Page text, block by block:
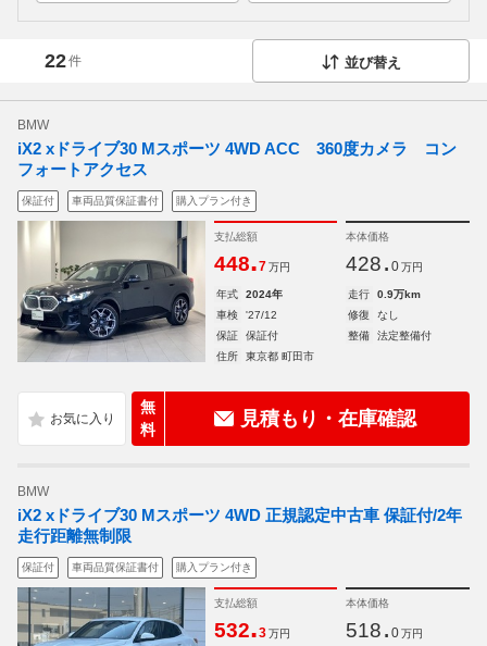
22件 並び替え
BMW
iX2 xドライブ30 Mスポーツ 4WD ACC 360度カメラ コン
フォートアクセス
保証付 車両品質保証書付 購入プラン付き
支払総額
448.7 万円
本体価格
428. 0 万円
年式 2024年 走行
0.9万km
車検
'27/12 修復
なし
保証
保証付 整備
法定整備付
住所
東京都 町田市
無
料
見積もり・在庫確認
BMW
iX2 xドライブ30 Mスポーツ 4WD 正規認定中古車 保証付/2年
走行距離無制限
保証付 車両品質保証書付 購入プラン付き
支払総額
532.3 万円
本体価格
518. 0 万円